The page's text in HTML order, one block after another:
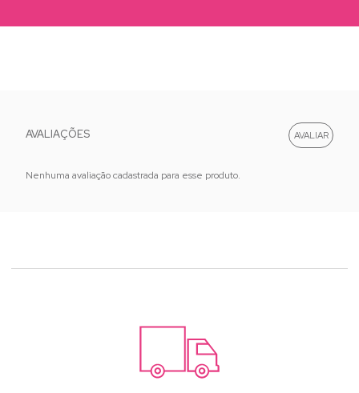
AVALIAÇÕES
Nenhuma avaliação cadastrada para esse produto.